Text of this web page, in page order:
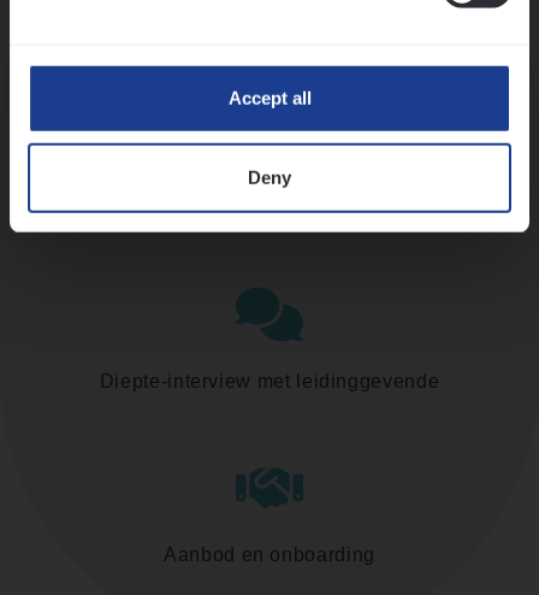
Accept all
Deny
Assessment
Diepte-interview met leidinggevende
Aanbod en onboarding